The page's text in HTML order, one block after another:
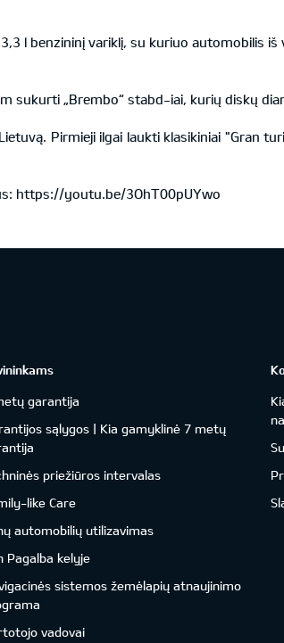
l benzininį variklį, su kuriuo automobilis
sukurti „Brembo“ stabd-iai, kurių diskų
Pirmieji ilgai laukti klasikiniai "Gran
https://youtu.be/3OhT00pUYwo
garantija
sąlygos | Kia gamyklinė 7 metų
priežiūros intervalas
like Care
automobilių utilizavimas
Pagalba kelyje
sistemos žemėlapių atnaujinimo
vadovai